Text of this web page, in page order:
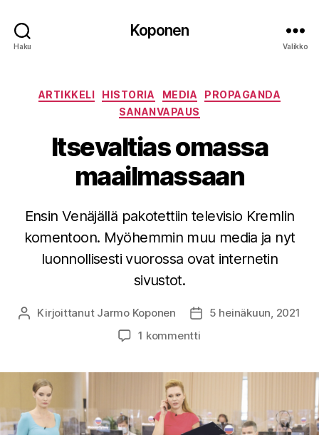
Haku
Koponen
Valikko
Kategoriat
ARTIKKELI HISTORIA MEDIA
PROPAGANDA
SANANVAPAUS
Itsevaltias omassa
maailmassaan
Ensin Venäjällä pakotettiin televisio Kremlin
komentoon. Myöhemmin muu media ja nyt
luonnollisesti vuorossa ovat internetin
sivustot.
Kirjoittaja
Kirjoittanut Jarmo Koponen Julkaisupäivämäärä
5 heinäkuun, 2021
1 kommenttiartikkeliin
maailmassaan